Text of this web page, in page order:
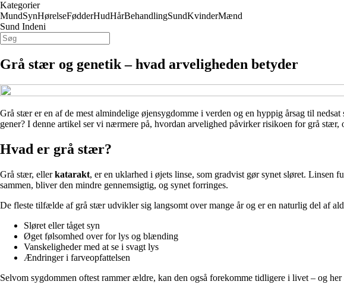
Kategorier
MundSynHørelseFødderHudHårBehandlingSundKvinderMænd
Sund Indeni
Grå stær og genetik – hvad arveligheden betyder
Grå stær er en af de mest almindelige øjensygdomme i verden og en hyppig årsag til
gener? I denne artikel ser vi nærmere på, hvordan arvelighed påvirker risikoen for grå stær,
Hvad er grå stær?
Grå stær, ellerkatarakt, er en uklarhed i øjets linse, som gradvist gør synet sløret. Linsen
sammen, bliver den mindre gennemsigtig, og synet forringes.
De fleste tilfælde af grå stær udvikler sig langsomt over mange år og er en naturlig del af
Sløret eller tåget syn
Øget følsomhed over for lys og blænding
Vanskeligheder med at se i svagt lys
Ændringer i farveopfattelsen
Selvom sygdommen oftest rammer ældre, kan den også forekomme tidligere i livet – og